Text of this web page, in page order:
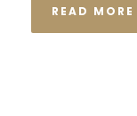
READ MORE